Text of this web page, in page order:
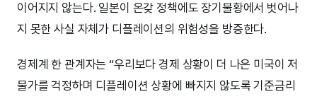
이어지지 않는다. 일본이 온갖 정책에도 장기불황에서 벗어나
지 못한 사실 자체가 디플레이션의 위험성을 방증한다.
경제계 한 관계자는 “우리보다 경제 상황이 더 나은 미국이 저
물가를 걱정하며 디플레이션 상황에 빠지지 않도록 기준금리